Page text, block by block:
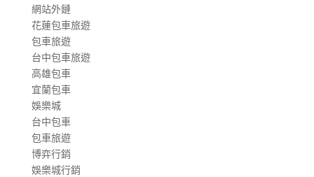
網站外鏈
花蓮包車旅遊
包車旅遊
台中包車旅遊
高雄包車
宜蘭包車
娛樂城
台中包車
包車旅遊
博弈行銷
娛樂城行銷